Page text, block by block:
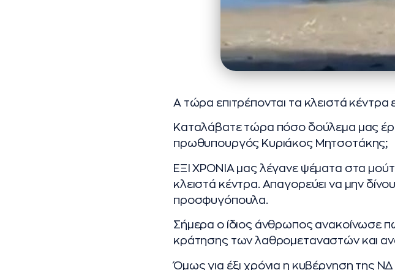
Α τώρα επιτρέπονται τα κλειστά κέντρα
Καταλάβατε τώρα πόσο δούλεμα μας
πρωθυπουργός Κυριάκος Μητσοτάκης;
ΕΞΙ ΧΡΟΝΙΑ μας λέγανε ψέματα στα
κλειστά κέντρα. Απαγορεύει να μην
προσφυγόπουλα.
Σήμερα ο ίδιος άνθρωπος ανακοίνωσε
κράτησης των λαθρομεταναστών και
Όμως για έξι χρόνια η κυβέρνηση της